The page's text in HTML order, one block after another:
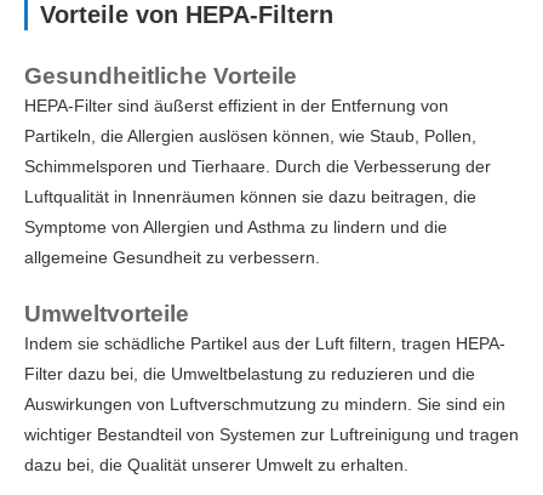
Vorteile von HEPA-Filtern
Gesundheitliche Vorteile
HEPA-Filter sind äußerst effizient in der Entfernung von
Partikeln, die Allergien auslösen können, wie Staub, Pollen,
Schimmelsporen und Tierhaare. Durch die Verbesserung der
Luftqualität in Innenräumen können sie dazu beitragen, die
Symptome von Allergien und Asthma zu lindern und die
allgemeine Gesundheit zu verbessern.
Umweltvorteile
Indem sie schädliche Partikel aus der Luft filtern, tragen HEPA-
Filter dazu bei, die Umweltbelastung zu reduzieren und die
Auswirkungen von Luftverschmutzung zu mindern. Sie sind ein
wichtiger Bestandteil von Systemen zur Luftreinigung und tragen
dazu bei, die Qualität unserer Umwelt zu erhalten.